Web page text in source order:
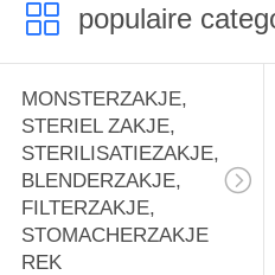
WASZAK
Eerste
ijspakket,
populaire
MONSTERZAKJE,
STERIEL ZAKJE,
STERILISATIEZAKJE,
BLENDERZAKJE,
FILTERZAKJE,
STOMACHERZAKJE
REK